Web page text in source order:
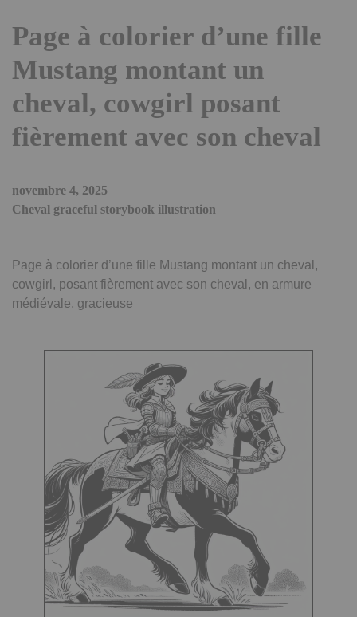
Page à colorier d’une fille
Mustang montant un
cheval, cowgirl posant
fièrement avec son cheval
novembre 4, 2025
Cheval graceful storybook illustration
Page à colorier d’une fille Mustang montant un cheval,
cowgirl, posant fièrement avec son cheval, en armure
médiévale, gracieuse